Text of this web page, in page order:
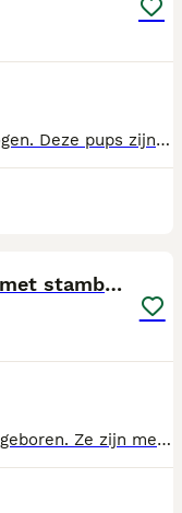
Unieke bleu merle met lichte maan ogen. Deze pups zijn geboren op 7-06-26 in een nest van 6 pups. Het nestje word samen met moeder in een huiselijke omgeving gehouden en zijn dus huis zindelijk. eerste inenting afgegeven op 23-07-26 samen met paspoort en chip. UBN nr: 7522323
Nog 3 lieve Jack Russell pups met stamboom
Op 18 februari zijn de pups van Foxie geboren. Ze zijn met 7 stuks, 3 reutjes en 4 teefjes. Het gaat goed met ze, ze groeien goed, groeien op in de huiskamer samen met andere honden en katten. Ze zijn inmiddels nagekeken door de dierenarts, Ze banjeren vrij en vrolijk door de wereld en zijn nu toe aan een eigen baas en nieuwe avonturen. Nog 2 reutjes en 1 teefje beschikbaar. Ze zijn ook klaar om naar het buitenland te verhuizen, ze hebben de rabies enting gehad. De stambomen zijn al aanwezig Voor interesse graag bellen of appen